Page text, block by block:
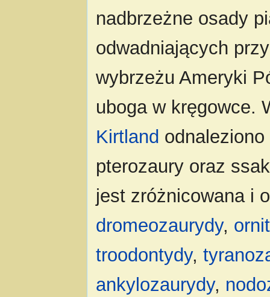
nadbrzeżne osady
odwadniających
wybrzeżu Ameryki
uboga w kręgowce.
Kirtland odnaleziono
pterozaury oraz
jest zróżnicowana i
dromeozaurydy,
troodontydy,
ankylozaurydy,